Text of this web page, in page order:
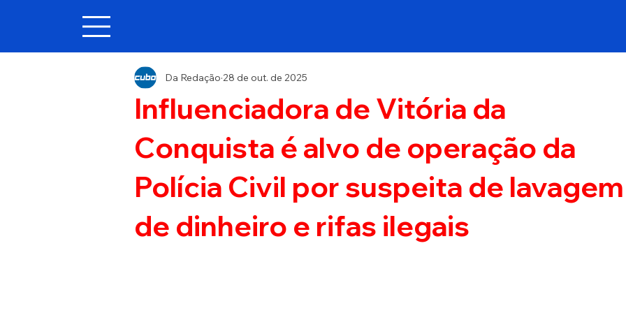
Influenciadora de Vitória da
Conquista é alvo de operação da
Polícia Civil por suspeita de lavagem
de dinheiro e rifas ilegais
Da Redação 28 de out. de 2025